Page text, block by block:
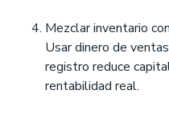
Mezclar inventario
Usar dinero de
registro reduce
rentabilidad real.